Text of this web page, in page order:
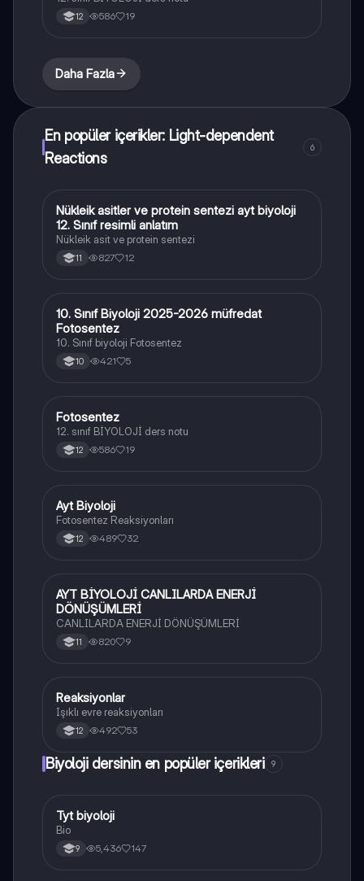
12 586 19
Daha Fazla
En popüler içerikler: Light-dependent
Reactions
6
Biyoloji
Nükleik asitler ve protein sentezi ayt biyoloji
12. Sınıf resimli anlatım
Nükleik asit ve protein sentezi
11 827 12
Biyoloji
10. Sınıf Biyoloji 2025-2026 müfredat
Fotosentez
10. Sınıf biyoloji Fotosentez
10 421 5
Biyoloji
Fotosentez
12. sınıf BİYOLOJİ ders notu
12 586 19
Biyoloji
Ayt Biyoloji
Fotosentez Reaksiyonları
12 489 32
Biyoloji
AYT BİYOLOJİ CANLILARDA ENERJİ
DÖNÜŞÜMLERİ
CANLILARDA ENERJİ DÖNÜŞÜMLERİ
11 820 9
Biyoloji
Reaksiyonlar
Işıklı evre reaksiyonları
12 492 53
Biyoloji dersinin en popüler içerikleri 9
Biyoloji
Tyt biyoloji
Bio
9 5,436 147